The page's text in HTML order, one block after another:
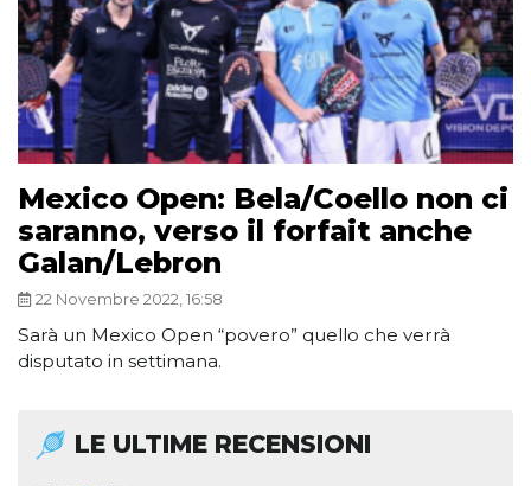
Mexico Open: Bela/Coello non ci
saranno, verso il forfait anche
Galan/Lebron
22 Novembre 2022, 16:58
Sarà un Mexico Open “povero” quello che verrà
disputato in settimana.
LE ULTIME RECENSIONI